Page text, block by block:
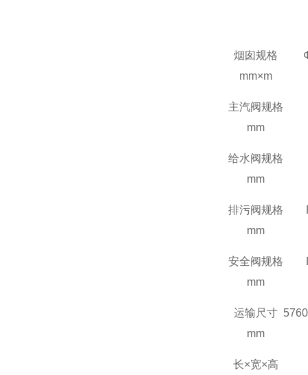
烟囱规格
mm×m
主汽阀规格
mm
给水阀规格
mm
排污阀规格
mm
安全阀规格
mm
运输尺寸
mm
长×宽×高
5760